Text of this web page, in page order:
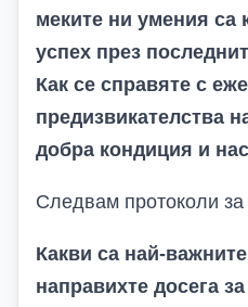
меките ни умения са
успех през
Как се справяте с
предизвикателства
добра кондиция и
Следвам протоколи за
Какви са най-
направихте досега